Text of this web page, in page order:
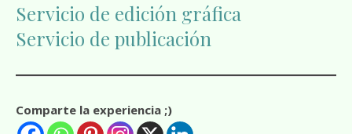
Servicio de edición gráfica
Servicio de publicación
Comparte la experiencia ;)